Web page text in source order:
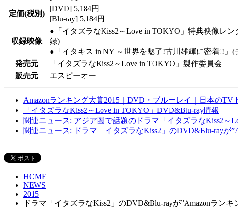
定価(税別)
[DVD] 5,184円
[Blu-ray] 5,184円
収録映像
●「イタズラなKiss2～Love in TOKYO」特典映像レ
録)
●「イタキス in NY ～世界を魅了!古川雄輝に密着!!」(
発売元
「イタズラなKiss2～Love in TOKYO」製作委員会
販売元
エスピーオー
Amazonランキング大賞2015｜DVD・ブルーレイ｜日本のTV
「イタズラなKiss2～Love in TOKYO」DVD&Blu-ray情報
関連ニュース: アジア圏で話題のドラマ「イタズラなKiss2～
関連ニュース: ドラマ「イタズラなKiss2」のDVD&Blu-rayが
HOME
NEWS
2015
ドラマ「イタズラなKiss2」のDVD&Blu-rayが”Amazonラン